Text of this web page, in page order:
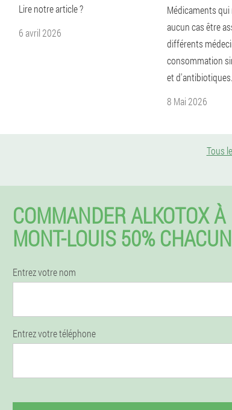
Lire notre article ?
6 avril 2026
Médicaments
aucun cas être
différents
consommation
et d'antibiotiques.
8 Mai 2026
Tous
COMMANDER ALKOTOX À
MONT-LOUIS 50% CHACUN
Entrez votre nom
Entrez votre téléphone